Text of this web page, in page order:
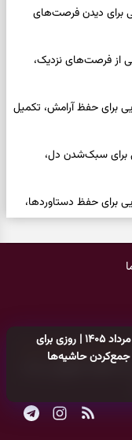
فال روزانه امروز شنبه ۱۷ مرداد ۱۴۰۵ | روزی برای
حاشیه‌ها
مرداد ۱۴۰۵ | نقش‌هایی برای دیدن فرصت‌های
مرداد ۱۴۰۵ | نقش‌هایی از فرصت‌های نزدیک،
۱۶ مرداد ۱۴۰۵ | نشانه‌هایی برای حفظ آرامش، تکمیل
مرداد ۱۴۰۵ | نیت‌هایی برای سبک‌شدن دل،
۱۶ مرداد ۱۴۰۵ | کارت‌هایی برای حفظ دستاوردها،
ذکر معتبر برای
جمعه ۱۶ مرداد ۱۴۰۵ | پیام‌هایی برای آرام‌کردن ذهن و
پایگاه خبری سرگرمی روز
اکیدا ممنوع